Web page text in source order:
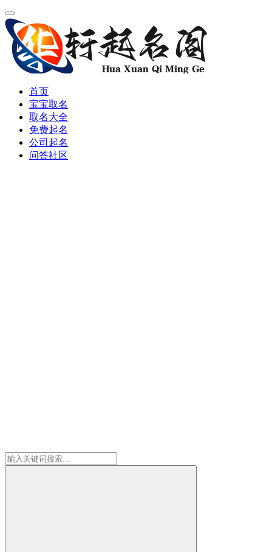
首页
宝宝取名
取名大全
免费起名
公司起名
问答社区